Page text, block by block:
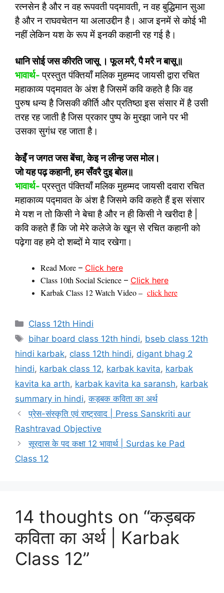
रत्नसेन है और न वह रूपवती पद्मावती, न वह बुद्धिमान सुआ
है और न राघवचेतन या अलाउद्दीन है। आज इनमें से कोई भी
नहीं लेकिन यश के रूप में इनकी कहानी रह गई है।
धानि सोई जस कीरति जासू । फूल मरै,पै मरै न बासू॥
भावार्थ-प्रस्तुत पंक्तियाँ मलिक मुहम्मद जायसी द्वारा रचित
महाकाव्य पद्मावत के अंश है जिसमें कवि कहते है कि वह
पुरुष धन्य है जिसकी कीर्ति और प्रतिष्ठा इस संसार में है उसी
तरह रह जाती है जिस प्रकार पुष्प के मुरझा जाने पर भी
उसका सुगंध रह जाता है।
केइँ न जगत जस बेंचा,केइ न लीन्ह जस मोल।
जो यह पढ़ कहानी,हम सँवरै दुइ बोल॥
भावार्थ-प्रस्तुत पंक्तियाँ मलिक मुहम्मद जायसी दवारा रचित
महाकाव्य पद्मावत के अंश है जिसमे कवि कहते हैं इस संसार
मे यश न तो किसी ने बेचा है और न ही किसी ने खरीदा है |
कवि कहते हैं कि जो मेरे कलेजे के खून से रचित कहानी को
पढ़ेगा वह हमे दो शब्दों मे याद रखेगा।
Read More – Click here
Class 10th Social Science – Click here
Karbak Class 12 Watch Video – click here
Categories
Class 12th Hindi
Tags
bihar board class 12th hindi, bseb class 12th
hindi karbak, class 12th hindi, digant bhag 2
hindi, karbak class 12, karbak kavita, karbak
kavita ka arth, karbak kavita ka saransh, karbak
summary in hindi,कड़बक कविता का अर्थ
प्रेस-संस्‍कृति एवं राष्‍ट्रवाद | Press Sanskriti aur
Rashtravad Objective
सूरदास के पद कक्षा 12 भावार्थ | Surdas ke Pad
Class 12
14 thoughts on “कड़‍बक
कविता का अर्थ | Karbak
Class 12”